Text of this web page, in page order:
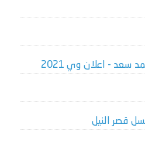
- اعلان وي 2021
قصر النيل